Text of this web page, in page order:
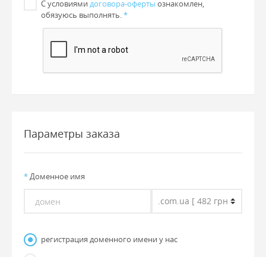
С условиями договора-оферты ознакомлен,
обязуюсь выполнять.*
Параметры заказа
*Доменное имя
регистрация доменного имени у нас